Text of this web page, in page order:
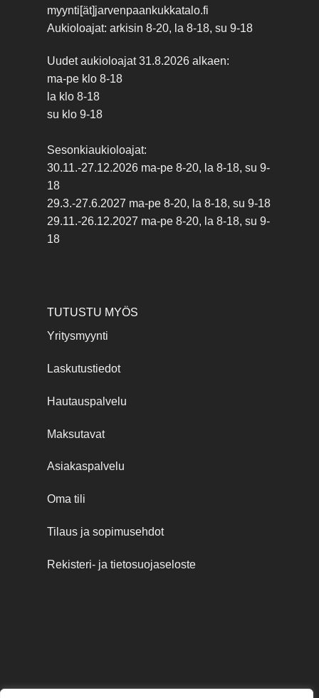
myynti[ät]jarvenpaankukkatalo.fi
Aukioloajat: arkisin 8-20, la 8-18, su 9-18
Uudet aukioloajat 31.8.2026 alkaen:
ma-pe klo 8-18
la klo 8-18
su klo 9-18
Sesonkiaukioloajat:
30.11.-27.12.2026 ma-pe 8-20, la 8-18, su 9-
18
29.3.-27.6.2027 ma-pe 8-20, la 8-18, su 9-18
29.11.-26.12.2027 ma-pe 8-20, la 8-18, su 9-
18
TUTUSTU MYÖS
Yritysmyynti
Laskutustiedot
Hautauspalvelu
Maksutavat
Asiakaspalvelu
Oma tili
Tilaus ja sopimusehdot
Rekisteri- ja tietosuojaseloste